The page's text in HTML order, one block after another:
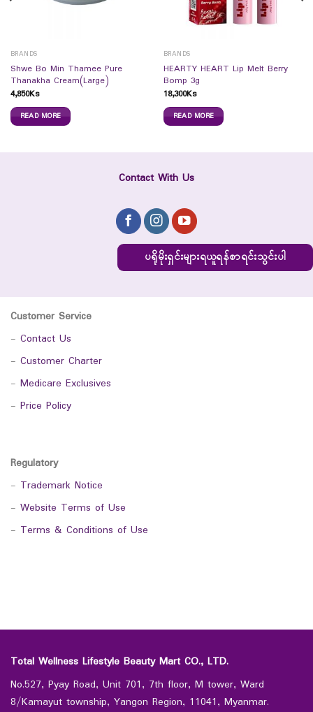
BRANDS
Shwe Bo Min Thamee Pure
Thanakha Cream(Large)
4,850Ks
READ MORE
BRANDS
HEARTY HEART Lip Melt Berry
Bomp 3g
18,300Ks
READ MORE
Contact With Us
ပရိုမိုးရှင်းများရယူရန်စာရင်းသွင်းပါ
Customer Service
- Contact Us
- Customer Charter
- Medicare Exclusives
- Price Policy
Regulatory
- Trademark Notice
- Website Terms of Use
- Terms & Conditions of Use
Total Wellness Lifestyle Beauty Mart CO., LTD.
No.527, Pyay Road, Unit 701, 7th floor, M tower, Ward
8/Kamayut township, Yangon Region, 11041, Myanmar.